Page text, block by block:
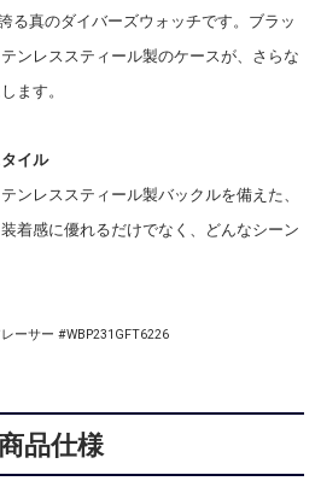
る真のダイバーズウォッチです。ブラッ
ンレススティール製のケースが、さらな
ます。
イル
ンレススティール製バックルを備えた、
着感に優れるだけでなく、どんなシーン
ーサー #WBP231GFT6226
品仕様